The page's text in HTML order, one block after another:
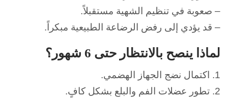
– صعوبة في تنظيم الشهية مستقبلاً.
– قد يؤدي إلى رفض الرضاعة الطبيعية مبكراً.
لماذا ينصح بالانتظار حتى 6 شهور؟
1. اكتمال نضج الجهاز الهضمي.
2. تطور عضلات الفم والبلع بشكل كافٍ.